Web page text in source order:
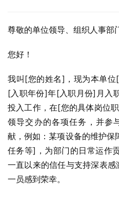
尊敬的单位领导、组织人事部
您好！
我叫[您的姓名]，现为本单
[入职年份]年[入职月份]月入
投入工作，在[您的具体岗位
领导交办的各项任务，并参
献，例如：某项设备的维护
任务等]，为部门的日常运作
一直以来的信任与支持深表
一员感到荣幸。